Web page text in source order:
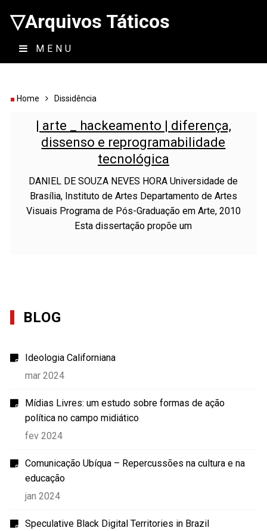
▽Arquivos Táticos
MENU
Home Dissidência
| arte _ hackeamento | diferença,
dissenso e reprogramabilidade
tecnológica
DANIEL DE SOUZA NEVES HORA Universidade de
Brasília, Instituto de Artes Departamento de Artes
Visuais Programa de Pós-Graduação em Arte, 2010
Esta dissertação propõe um
BLOG
Ideologia Californiana
mar 2024
Mídias Livres: um estudo sobre formas de ação
política no campo midiático
fev 2024
Comunicação Ubíqua – Repercussões na cultura e na
educação
jan 2024
Speculative Black Digital Territories in Brazil